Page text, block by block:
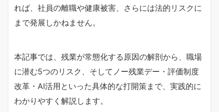
れば、社員の離職や健康被害、さらには法的リスクに
まで発展しかねません。
本記事では、残業が常態化する原因の解剖から、職場
に潜む5つのリスク、そしてノー残業デー・評価制度
改革・AI活用といった具体的な打開策まで、実践的に
わかりやすく解説します。